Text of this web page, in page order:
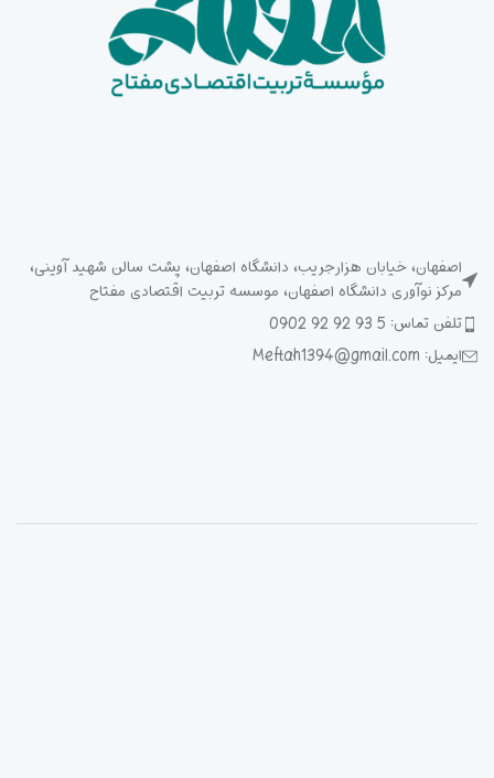
اصفهان، خیابان هزارجریب، دانشگاه اصفهان، پشت سالن شهید آوینی،
مرکز نوآوری دانشگاه اصفهان، موسسه تربیت اقتصادی مفتاح
تلفن تماس: 5 93 92 92 0902
ایمیل: Meftah1394@gmail.com